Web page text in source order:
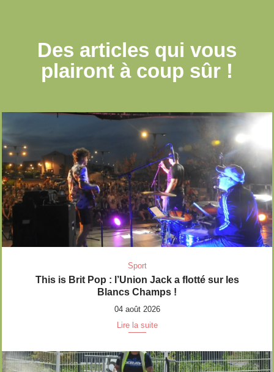
Des articles qui vous
plairont à coup sûr !
Sport
This is Brit Pop : l’Union Jack a flotté sur les
Blancs Champs !
04 août 2026
Lire la suite